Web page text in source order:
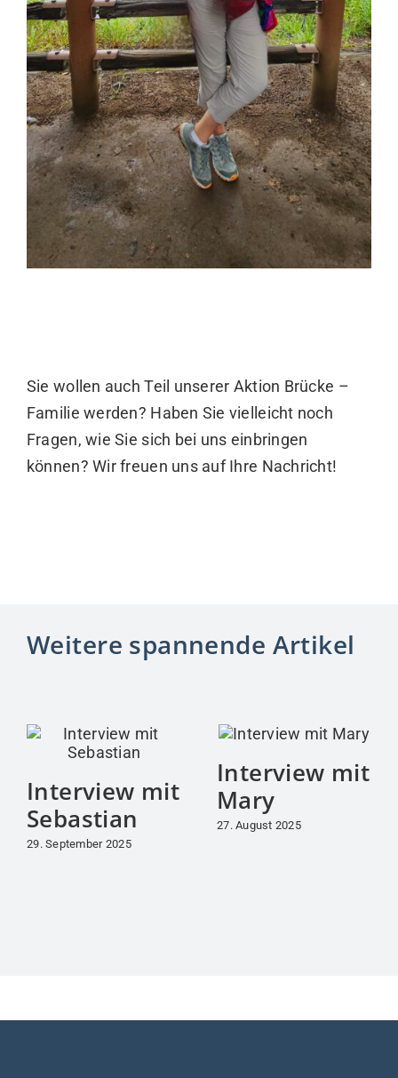
Sie wollen auch Teil unserer Aktion Brücke –
Familie werden? Haben Sie vielleicht noch
Fragen, wie Sie sich bei uns einbringen
können? Wir freuen uns auf Ihre Nachricht!
Weitere spannende Artikel
Interview mit
Sebastian
29. September 2025
Interview mit
Mary
27. August 2025